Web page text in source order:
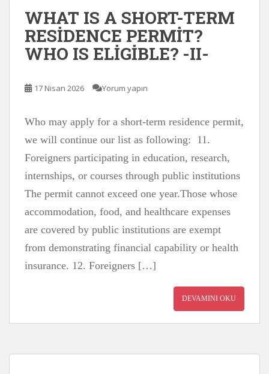
WHAT IS A SHORT-TERM
RESİDENCE PERMİT?
WHO IS ELİGİBLE? -II-
17 Nisan 2026 Yorum yapın
Who may apply for a short-term residence permit,
we will continue our list as following: 11.
Foreigners participating in education, research,
internships, or courses through public institutions
The permit cannot exceed one year.Those whose
accommodation, food, and healthcare expenses
are covered by public institutions are exempt
from demonstrating financial capability or health
insurance. 12. Foreigners […]
DEVAMINI OKU